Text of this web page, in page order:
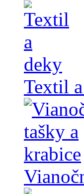
Textil